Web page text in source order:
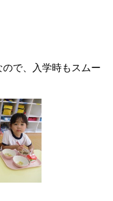
で、入学時もスムー